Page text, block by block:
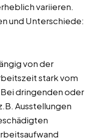
variieren.
und Unterschiede:
von der
stark vom
dringenden oder
Ausstellungen